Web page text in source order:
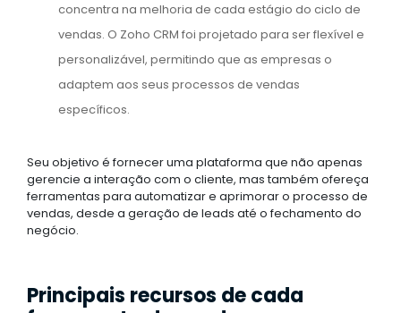
concentra na melhoria de cada estágio do ciclo de
vendas. O Zoho CRM foi projetado para ser flexível e
personalizável, permitindo que as empresas o
adaptem aos seus processos de vendas
específicos.
Seu objetivo é fornecer uma plataforma que não apenas
gerencie a interação com o cliente, mas também ofereça
ferramentas para automatizar e aprimorar o processo de
vendas, desde a geração de leads até o fechamento do
negócio.
Principais recursos de cada